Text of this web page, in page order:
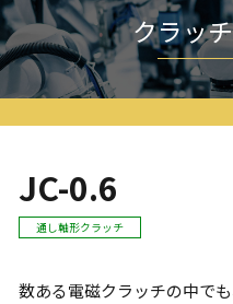
クラッ
JC-0.6
通し軸形クラッチ
数ある電磁クラッチの中で